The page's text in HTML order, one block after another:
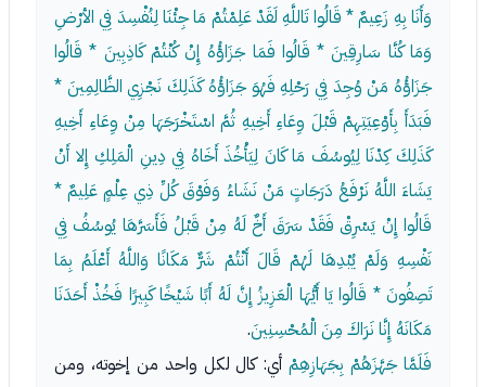
وَأَنَا بِهِ زَعِيمٌ * قَالُوا تَاللَّهِ لَقَدْ عَلِمْتُمْ مَا جِئْنَا لِنُفْسِدَ فِي الأرْضِ
وَمَا كُنَّا سَارِقِينَ * قَالُوا فَمَا جَزَاؤُهُ إِنْ كُنْتُمْ كَاذِبِينَ * قَالُوا
جَزَاؤُهُ مَنْ وُجِدَ فِي رَحْلِهِ فَهُوَ جَزَاؤُهُ كَذَلِكَ نَجْزِي الظَّالِمِينَ *
فَبَدَأَ بِأَوْعِيَتِهِمْ قَبْلَ وِعَاءِ أَخِيهِ ثُمَّ اسْتَخْرَجَهَا مِنْ وِعَاءِ أَخِيهِ
كَذَلِكَ كِدْنَا لِيُوسُفَ مَا كَانَ لِيَأْخُذَ أَخَاهُ فِي دِينِ الْمَلِكِ إِلا أَنْ
يَشَاءَ اللَّهُ نَرْفَعُ دَرَجَاتٍ مَنْ نَشَاءُ وَفَوْقَ كُلِّ ذِي عِلْمٍ عَلِيمٌ *
قَالُوا إِنْ يَسْرِقْ فَقَدْ سَرَقَ أَخٌ لَهُ مِنْ قَبْلُ فَأَسَرَّهَا يُوسُفُ فِي
نَفْسِهِ وَلَمْ يُبْدِهَا لَهُمْ قَالَ أَنْتُمْ شَرٌّ مَكَانًا وَاللَّهُ أَعْلَمُ بِمَا
تَصِفُونَ * قَالُوا يَا أَيُّهَا الْعَزِيزُ إِنَّ لَهُ أَبًا شَيْخًا كَبِيرًا فَخُذْ أَحَدَنَا
مَكَانَهُ إِنَّا نَرَاكَ مِنَ الْمُحْسِنِينَ.
فَلَمَّا جَهَّزَهُمْ بِجَهَازِهِمْأي: كال لكل واحد من إخوته، ومن